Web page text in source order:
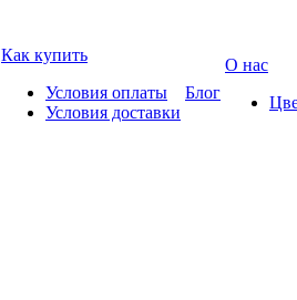
Как купить
Условия оплаты
Условия доставки
Блог
О нас